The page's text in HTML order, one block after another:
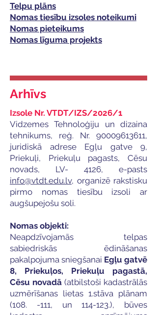
Telpu plāns
Nomas tiesību izsoles noteikumi
Nomas pieteikums
Nomas līguma projekts
Arhīvs
Izsole Nr. VTDT/IZS/2026/1
Vidzemes Tehnoloģiju un dizaina
tehnikums, reģ. Nr. 90009613611,
juridiskā adrese Egļu gatve 9,
Priekuļi, Priekuļu pagasts, Cēsu
novads, LV- 4126, e-pasts
info@vtdt.edu.lv, organizē rakstisku
pirmo nomas tiesību izsoli ar
augšupejošu soli.
Nomas objekti:
Neapdzīvojamās telpas
sabiedriskās ēdināšanas
pakalpojuma sniegšanai Egļu gatvē
8, Priekuļos, Priekuļu pagastā,
Cēsu novadā (atbilstoši kadastrālās
uzmērīšanas lietas 1.stāva plānam
(108. -111, un 114-123.), būves